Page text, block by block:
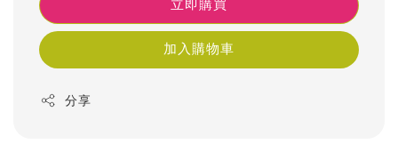
立即購買
加入購物車
分享